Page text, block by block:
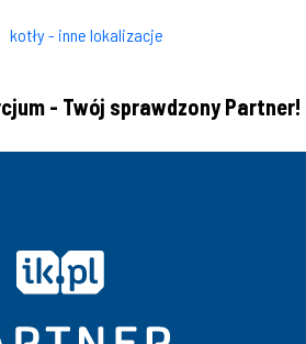
kotły - inne lokalizacje
- Twój sprawdzony Partner!